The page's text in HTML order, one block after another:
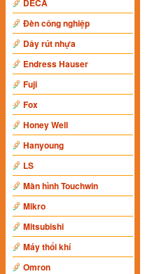
DECA
Đèn công nghiệp
Dây rút nhựa
Endress Hauser
Fuji
Fox
Honey Well
Hanyoung
LS
Màn hình Touchwin
Mikro
Mitsubishi
Máy thổi khí
Omron